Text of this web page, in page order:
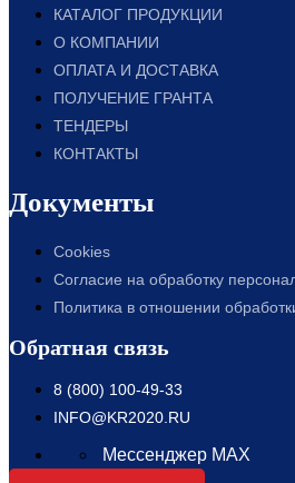
КАТАЛОГ ПРОДУКЦИИ
О КОМПАНИИ
ОПЛАТА И ДОСТАВКА
ПОЛУЧЕНИЕ ГРАНТА
ТЕНДЕРЫ
КОНТАКТЫ
Документы
Cookies
Согласие на обработку
Политика в отношении
Обратная связь
8 (800) 100-49-33
INFO@KR2020.RU
Мессенджер MAX